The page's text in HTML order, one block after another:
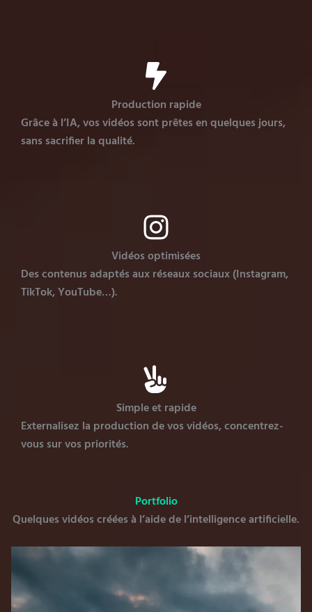
Production rapide
Grâce à l’IA, vos vidéos sont prêtes en quelques jours,
sans sacrifier la qualité.
Vidéos optimisées
Des contenus adaptés aux réseaux sociaux (Instagram,
TikTok, YouTube…).
Simple et rapide
Externalisez la production de vos vidéos, concentrez-
vous sur vos priorités.
Portfolio
Quelques vidéos créées à l’aide de l’intelligence artificielle.